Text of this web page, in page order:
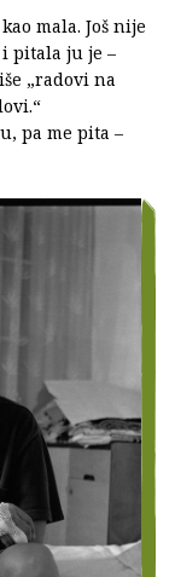
mala. Još nije
pitala ju je –
„radovi na
pa me pita –